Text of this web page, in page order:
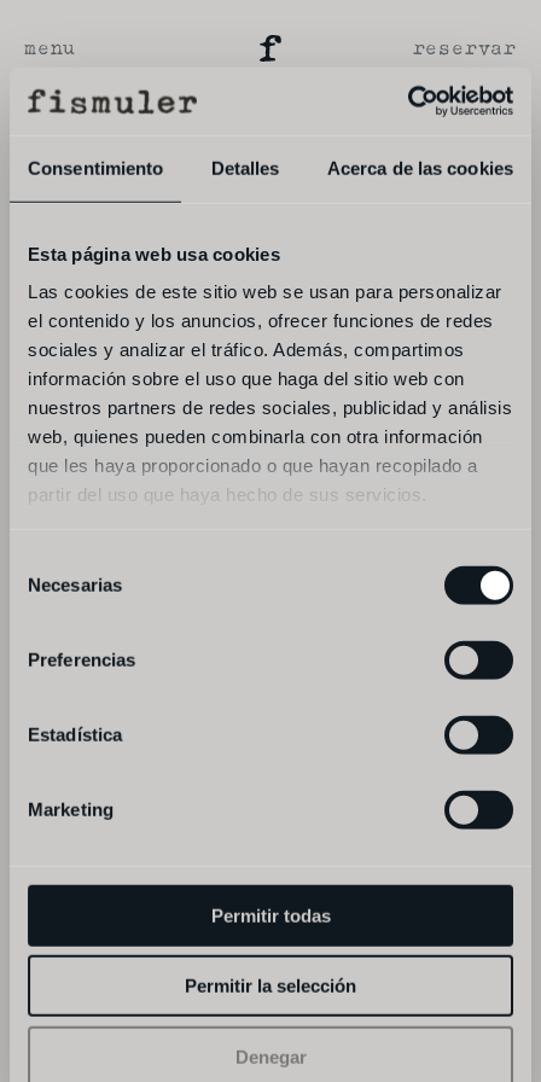
Consentimiento Detalles Acerca de las cookies
Esta página web usa cookies
Las cookies de este sitio web se usan para personalizar
el contenido y los anuncios, ofrecer funciones de redes
sociales y analizar el tráfico. Además, compartimos
información sobre el uso que haga del sitio web con
nuestros partners de redes sociales, publicidad y análisis
web, quienes pueden combinarla con otra información
que les haya proporcionado o que hayan recopilado a
partir del uso que haya hecho de sus servicios.
Necesarias
Preferencias
Estadística
Marketing
Permitir todas
Permitir la selección
Denegar
menu reservar
muito obrigado pela sua reserva,
em breve enviar-lhe-ão uma mensagem de